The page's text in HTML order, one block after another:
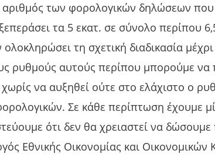
των φορολογικών δηλώσεων
τα 5 εκατ. σε σύνολο περίπου
τη σχετική διαδικασία μέχρι
ρυθμούς αυτούς περίπου μπορούμε
να αυξηθεί ούτε στο ελάχιστο ο
Σε κάθε περίπτωση έχουμε
ότι δεν θα χρειαστεί να
Εθνικής Οικονομίας και Οικονομικών